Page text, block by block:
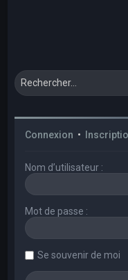
Connexion •
Nom d’utilisateur :
Mot de passe :
Se souvenir de moi